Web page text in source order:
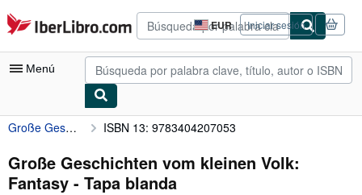
Pasar al contenido principal
IberLibro.com EUR
Preferencias
de
compra
del
Iniciar sesión
Menú
Mi cuenta
Consultar mis pedidos
Búsqueda avanzada
Große Geschichten vom kleinen Volk: Fantasy ISBN 13: 9783404207053
Große Geschichten vom kleinen Volk:
Fantasy - Tapa blanda